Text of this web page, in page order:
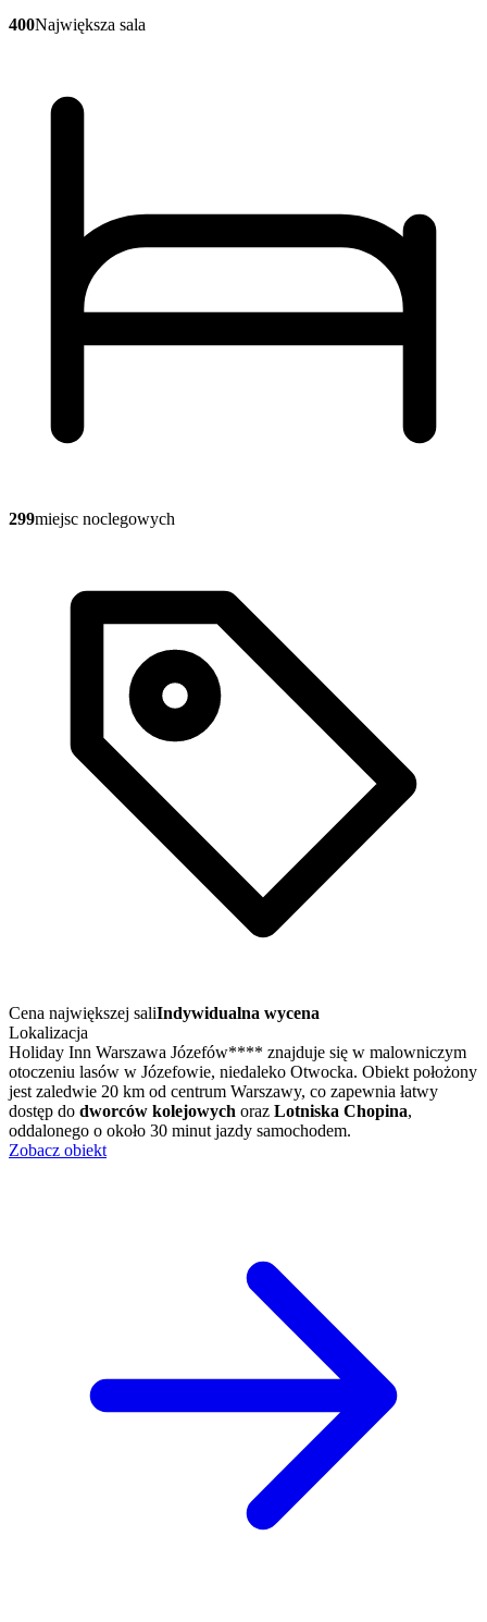
400Największa sala
299miejsc noclegowych
Cena największej saliIndywidualna wycena
Lokalizacja
Holiday Inn Warszawa Józefów**** znajduje się w malowniczym
otoczeniu lasów w Józefowie, niedaleko Otwocka. Obiekt położony
jest zaledwie 20 km od centrum Warszawy, co zapewnia łatwy
dostęp do dworców kolejowych oraz Lotniska Chopina,
oddalonego o około 30 minut jazdy samochodem.
Zobacz obiekt